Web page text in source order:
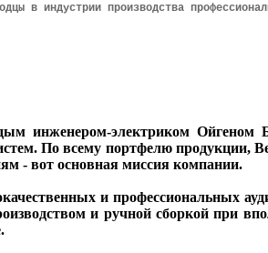
в индустрии производства
инженером-электриком Ойгеном
По всему портфелю продукции,
- вот основная миссия компании.
и профессиональных
и ручной сборкой при